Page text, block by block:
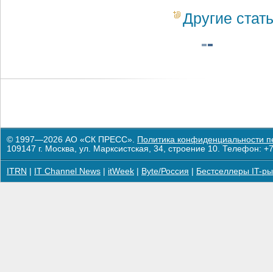
Другие
© 1997—2026 АО «СК ПРЕСС». Политика конфиденциальности
109147 г. Москва, ул. Марксистская, 34, строение 10. Телефон:
ITRN IT Channel News itWeek Byte/Россия Бестселлеры IT-